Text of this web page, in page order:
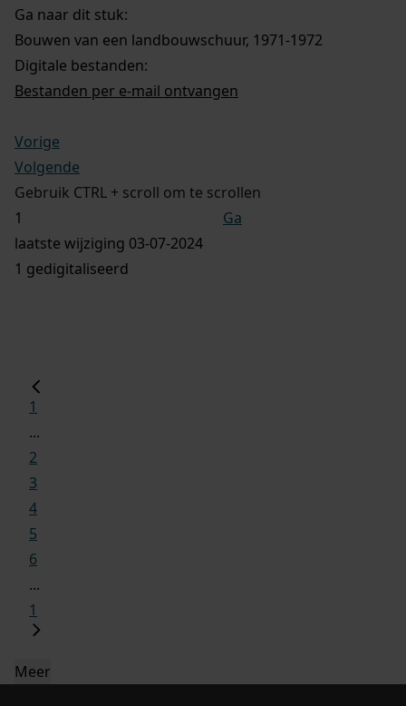
Ga naar dit stuk:
Bouwen van een landbouwschuur, 1971-1972
Digitale bestanden:
Bestanden per e-mail ontvangen
Vorige
Volgende
Gebruik CTRL + scroll om te scrollen
Ga
laatste wijziging 03-07-2024
1 gedigitaliseerd
1
...
2
3
4
5
6
...
1
Meer